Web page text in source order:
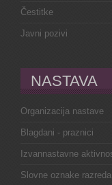
Čestitke
Javni pozivi
NASTAVA
Organizacija nastave
Blagdani - praznici
Izvannastavne
Slovne oznake razreda